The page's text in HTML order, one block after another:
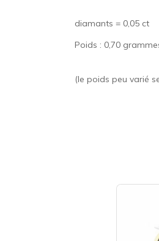
diamants = 0,05 ct
Poids : 0,70
(le poids peu varié